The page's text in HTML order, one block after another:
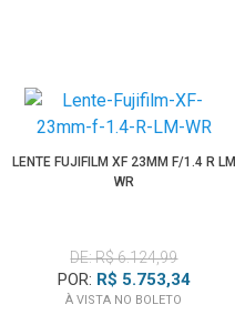
LENTE FUJIFILM XF 23MM F/1.4 R LM
WR
DE: R$ 6.124,99
POR: R$ 5.753,34
À VISTA NO BOLETO